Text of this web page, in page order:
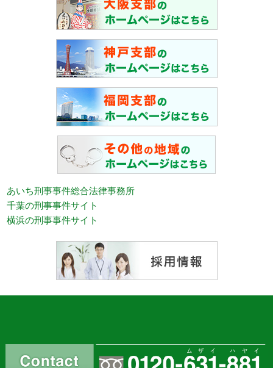
あいち刑事事件総合法律事務所
千葉の刑事事件サイト
横浜の刑事事件サイト